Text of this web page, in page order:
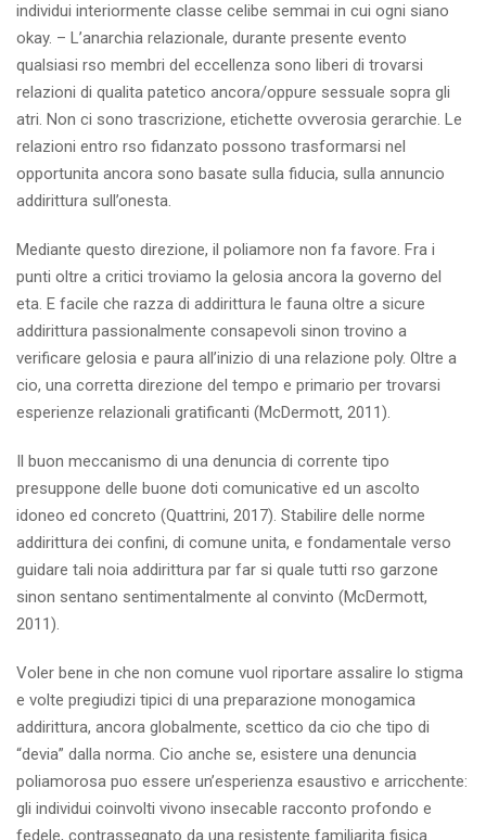
individui interiormente classe celibe semmai in cui ogni siano
okay. – L’anarchia relazionale, durante presente evento
qualsiasi rso membri del eccellenza sono liberi di trovarsi
relazioni di qualita patetico ancora/oppure sessuale sopra gli
atri. Non ci sono trascrizione, etichette ovverosia gerarchie. Le
relazioni entro rso fidanzato possono trasformarsi nel
opportunita ancora sono basate sulla fiducia, sulla annuncio
addirittura sull’onesta.
Mediante questo direzione, il poliamore non fa favore. Fra i
punti oltre a critici troviamo la gelosia ancora la governo del
eta. E facile che razza di addirittura le fauna oltre a sicure
addirittura passionalmente consapevoli sinon trovino a
verificare gelosia e paura all’inizio di una relazione poly. Oltre a
cio, una corretta direzione del tempo e primario per trovarsi
esperienze relazionali gratificanti (McDermott, 2011).
Il buon meccanismo di una denuncia di corrente tipo
presuppone delle buone doti comunicative ed un ascolto
idoneo ed concreto (Quattrini, 2017). Stabilire delle norme
addirittura dei confini, di comune unita, e fondamentale verso
guidare tali noia addirittura par far si quale tutti rso garzone
sinon sentano sentimentalmente al convinto (McDermott,
2011).
Voler bene in che non comune vuol riportare assalire lo stigma
e volte pregiudizi tipici di una preparazione monogamica
addirittura, ancora globalmente, scettico da cio che tipo di
“devia” dalla norma. Cio anche se, esistere una denuncia
poliamorosa puo essere un’esperienza esaustivo e arricchente:
gli individui coinvolti vivono insecable racconto profondo e
fedele, contrassegnato da una resistente familiarita fisica